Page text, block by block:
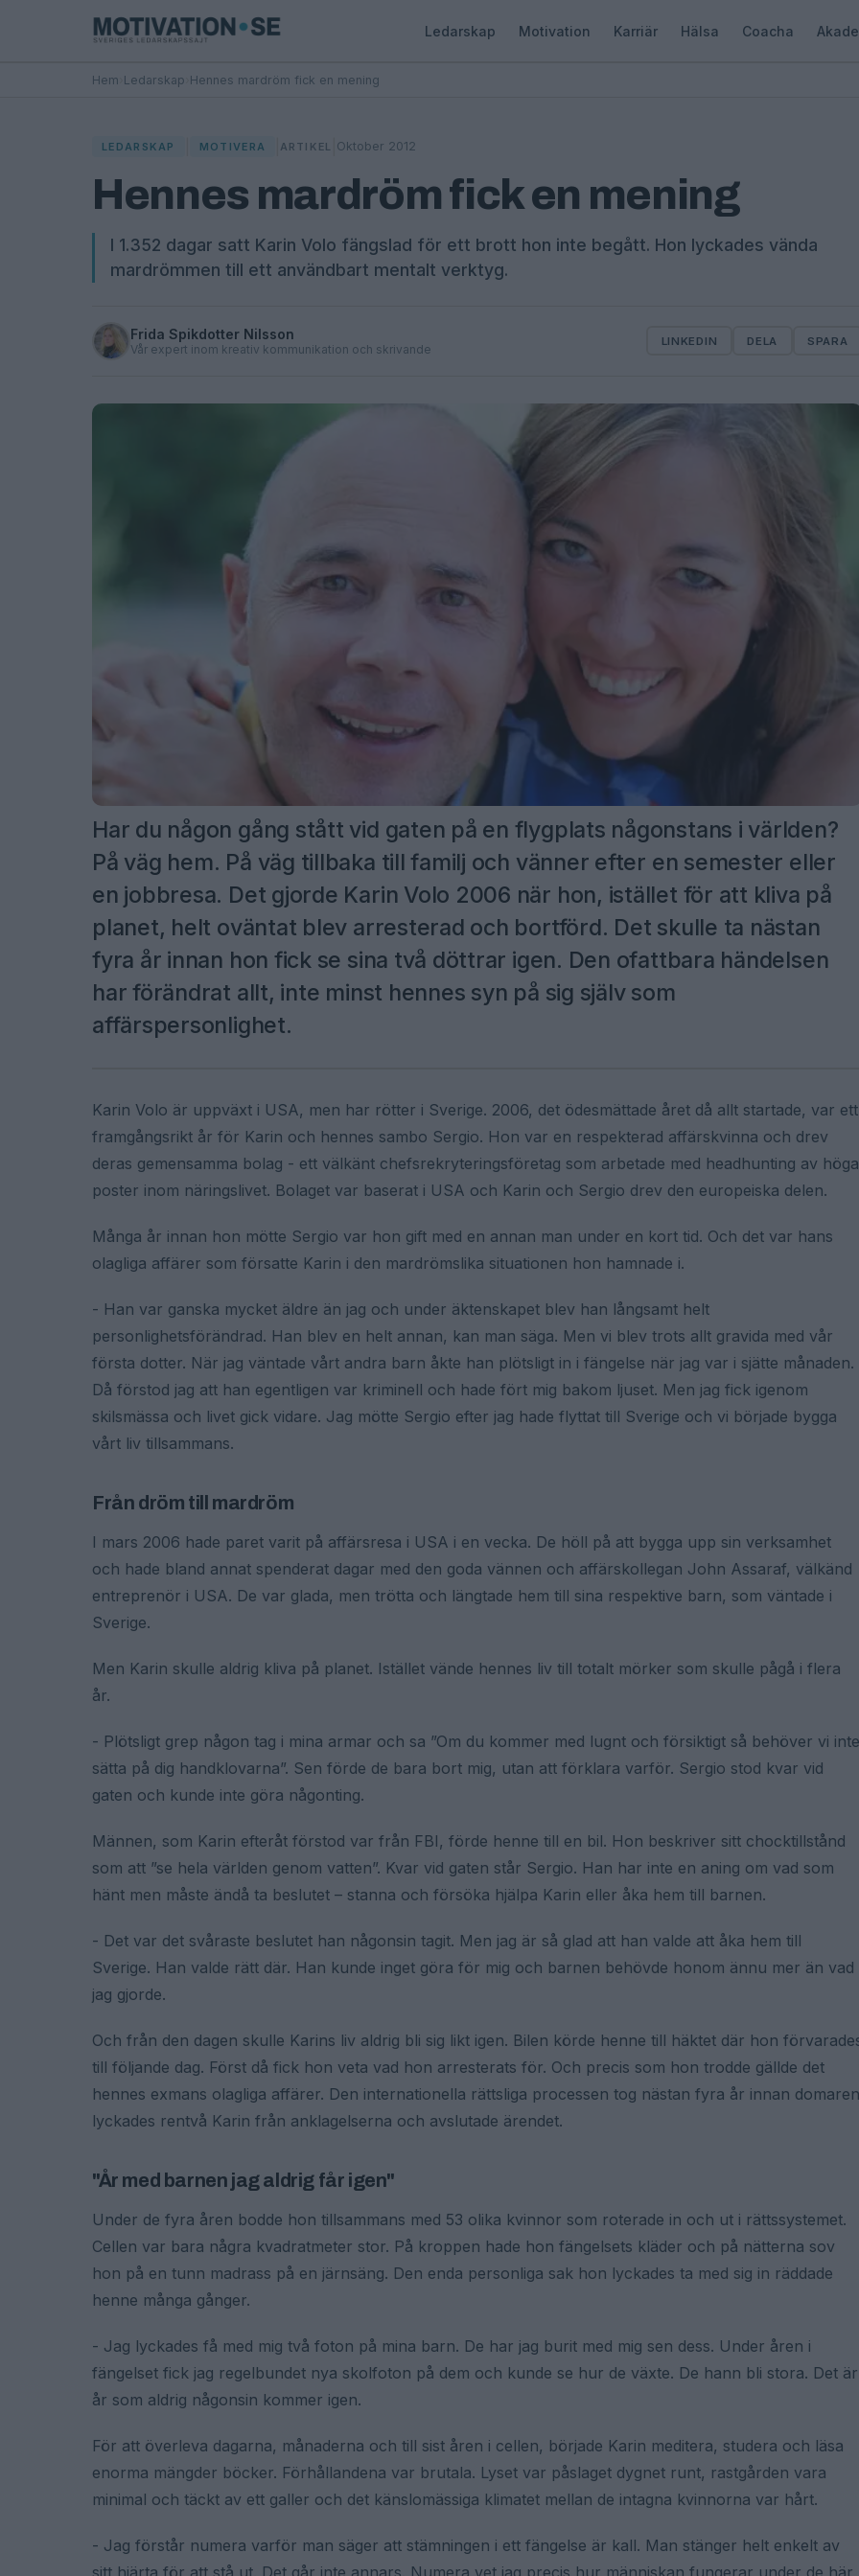
Ledarskap Motivation Karriär Hälsa Coacha
Hem Ledarskap Hennes mardröm fick en mening
LEDARSKAP MOTIVERA ARTIKEL Oktober 2012
Hennes mardröm fick en mening
I 1.352 dagar satt Karin Volo fängslad för ett brott hon inte begått. Hon lyckades vända
mardrömmen till ett användbart mentalt verktyg.
Frida Spikdotter Nilsson
Vår expert inom kreativ kommunikation och skrivande
LINKEDIN DELA SPARA
Har du någon gång stått vid gaten på en flygplats någonstans i världen?
På väg hem. På väg tillbaka till familj och vänner efter en semester eller
en jobbresa. Det gjorde Karin Volo 2006 när hon, istället för att kliva på
planet, helt oväntat blev arresterad och bortförd. Det skulle ta nästan
fyra år innan hon fick se sina två döttrar igen. Den ofattbara händelsen
har förändrat allt, inte minst hennes syn på sig själv som
affärspersonlighet.
Karin Volo är uppväxt i USA, men har rötter i Sverige. 2006, det ödesmättade året då allt startade, var ett
framgångsrikt år för Karin och hennes sambo Sergio. Hon var en respekterad affärskvinna och drev
deras gemensamma bolag - ett välkänt chefsrekryteringsföretag som arbetade med headhunting av höga
poster inom näringslivet. Bolaget var baserat i USA och Karin och Sergio drev den europeiska delen.
Många år innan hon mötte Sergio var hon gift med en annan man under en kort tid. Och det var hans
olagliga affärer som försatte Karin i den mardrömslika situationen hon hamnade i.
- Han var ganska mycket äldre än jag och under äktenskapet blev han långsamt helt
personlighetsförändrad. Han blev en helt annan, kan man säga. Men vi blev trots allt gravida med vår
första dotter. När jag väntade vårt andra barn åkte han plötsligt in i fängelse när jag var i sjätte månaden.
Då förstod jag att han egentligen var kriminell och hade fört mig bakom ljuset. Men jag fick igenom
skilsmässa och livet gick vidare. Jag mötte Sergio efter jag hade flyttat till Sverige och vi började bygga
vårt liv tillsammans.
Från dröm till mardröm
I mars 2006 hade paret varit på affärsresa i USA i en vecka. De höll på att bygga upp sin verksamhet
och hade bland annat spenderat dagar med den goda vännen och affärskollegan John Assaraf, välkänd
entreprenör i USA. De var glada, men trötta och längtade hem till sina respektive barn, som väntade i
Sverige.
Men Karin skulle aldrig kliva på planet. Istället vände hennes liv till totalt mörker som skulle pågå i flera
år.
- Plötsligt grep någon tag i mina armar och sa ”Om du kommer med lugnt och försiktigt så behöver vi inte
sätta på dig handklovarna”. Sen förde de bara bort mig, utan att förklara varför. Sergio stod kvar vid
gaten och kunde inte göra någonting.
Männen, som Karin efteråt förstod var från FBI, förde henne till en bil. Hon beskriver sitt chocktillstånd
som att ”se hela världen genom vatten”. Kvar vid gaten står Sergio. Han har inte en aning om vad som
hänt men måste ändå ta beslutet – stanna och försöka hjälpa Karin eller åka hem till barnen.
- Det var det svåraste beslutet han någonsin tagit. Men jag är så glad att han valde att åka hem till
Sverige. Han valde rätt där. Han kunde inget göra för mig och barnen behövde honom ännu mer än vad
jag gjorde.
Och från den dagen skulle Karins liv aldrig bli sig likt igen. Bilen körde henne till häktet där hon
till följande dag. Först då fick hon veta vad hon arresterats för. Och precis som hon trodde gällde det
hennes exmans olagliga affärer. Den internationella rättsliga processen tog nästan fyra år innan domaren
lyckades rentvå Karin från anklagelserna och avslutade ärendet.
"År med barnen jag aldrig får igen"
Under de fyra åren bodde hon tillsammans med 53 olika kvinnor som roterade in och ut i rättssystemet.
Cellen var bara några kvadratmeter stor. På kroppen hade hon fängelsets kläder och på nätterna sov
hon på en tunn madrass på en järnsäng. Den enda personliga sak hon lyckades ta med sig in räddade
henne många gånger.
- Jag lyckades få med mig två foton på mina barn. De har jag burit med mig sen dess. Under åren i
fängelset fick jag regelbundet nya skolfoton på dem och kunde se hur de växte. De hann bli stora. Det är
år som aldrig någonsin kommer igen.
För att överleva dagarna, månaderna och till sist åren i cellen, började Karin meditera, studera och läsa
enorma mängder böcker. Förhållandena var brutala. Lyset var påslaget dygnet runt, rastgården vara
minimal och täckt av ett galler och det känslomässiga klimatet mellan de intagna kvinnorna var hårt.
- Jag förstår numera varför man säger att stämningen i ett fängelse är kall. Man stänger helt enkelt av
sitt hjärta för att stå ut. Det går inte annars. Numera vet jag precis hur människan fungerar under de här